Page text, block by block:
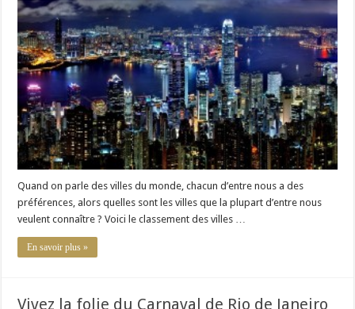
des
villes
les
plus
visitées
en
2013
Quand on parle des villes du monde, chacun d’entre nous a des
préférences, alors quelles sont les villes que la plupart d’entre nous
veulent connaître ? Voici le classement des villes …
En savoir plus »
Vivez la folie du Carnaval de Rio de Janeiro